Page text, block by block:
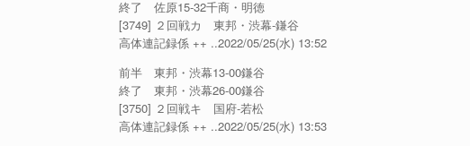
終了 佐原15-32千商・明徳
[3749] ２回戦カ 東邦・渋幕-鎌谷
高体連記録係 ++ ..2022/05/25(水) 13:52
前半 東邦・渋幕13-00鎌谷
終了 東邦・渋幕26-00鎌谷
[3750] ２回戦キ 国府-若松
高体連記録係 ++ ..2022/05/25(水) 13:53